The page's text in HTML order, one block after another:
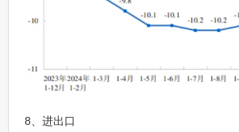
8、进出口